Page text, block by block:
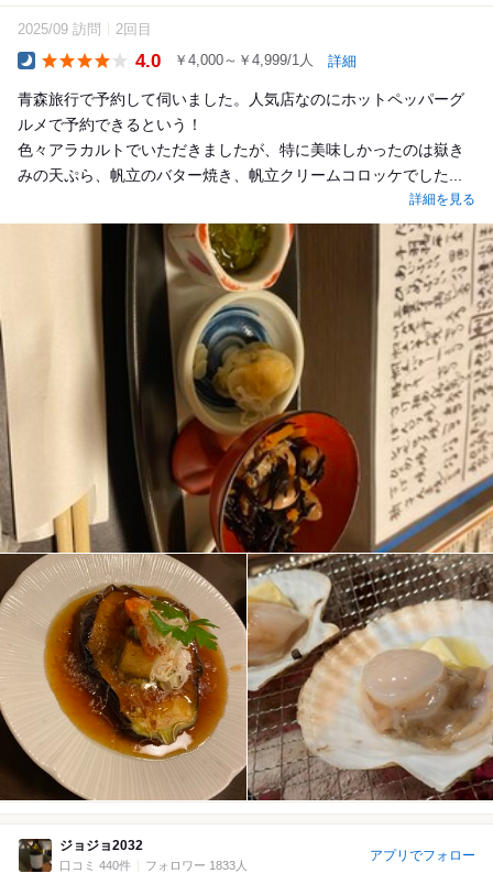
2025/09 訪問 2回目
4.0 ￥4,000～￥4,999/1人 詳細
青森旅行で予約して伺いました。人気店なのにホットペッパーグ
ルメで予約できるという！
色々アラカルトでいただきましたが、特に美味しかったのは嶽き
みの天ぷら、帆立のバター焼き、帆立クリームコロッケでした...
詳細を見る
ジョジョ2032
口コミ 440件 フォロワー 1833人
アプリでフォロー